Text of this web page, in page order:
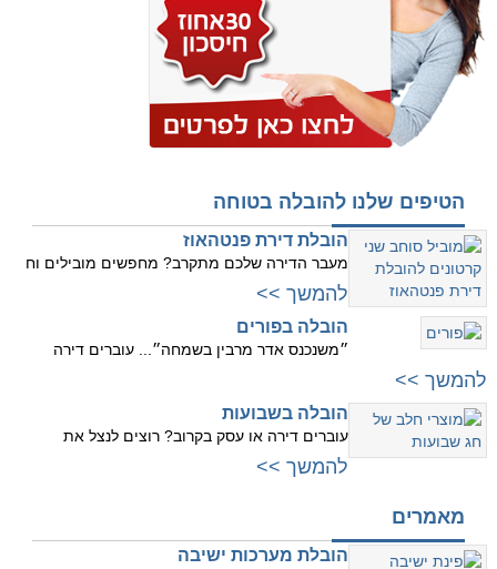
הטיפים שלנו להובלה בטוחה
הובלת דירת פנטהאוז
מעבר הדירה שלכם מתקרב? מחפשים מובילים וח
להמשך >>
הובלה בפורים
״משנכנס אדר מרבין בשמחה״... עוברים דירה
להמשך >>
הובלה בשבועות
עוברים דירה או עסק בקרוב? רוצים לנצל את
להמשך >>
מאמרים
הובלת מערכות ישיבה